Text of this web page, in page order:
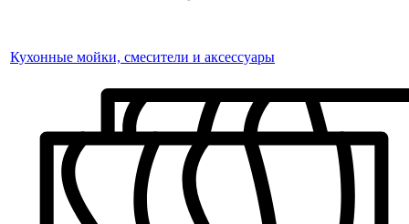
Кухонные мойки, смесители и аксессуары